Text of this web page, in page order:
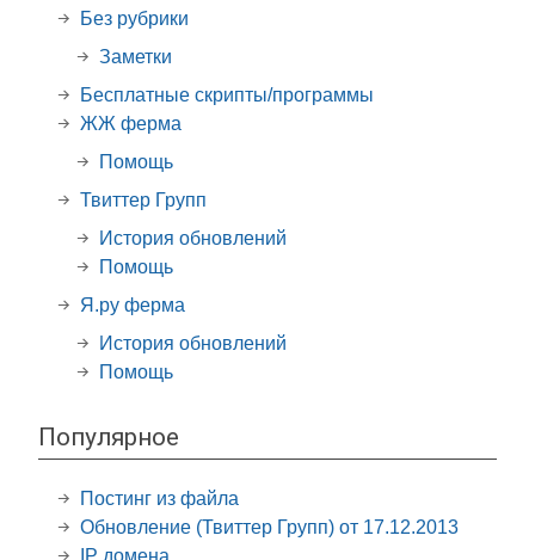
Без рубрики
Заметки
Бесплатные скрипты/программы
ЖЖ ферма
Помощь
Твиттер Групп
История обновлений
Помощь
Я.ру ферма
История обновлений
Помощь
Популярное
Постинг из файла
Обновление (Твиттер Групп) от 17.12.2013
IP домена